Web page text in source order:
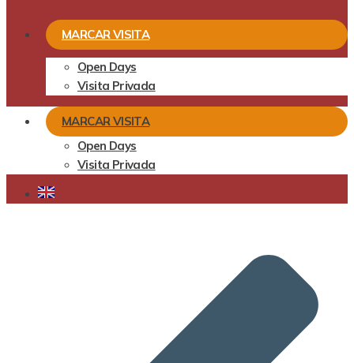
MARCAR VISITA
Open Days
Visita Privada
MARCAR VISITA
Open Days
Visita Privada